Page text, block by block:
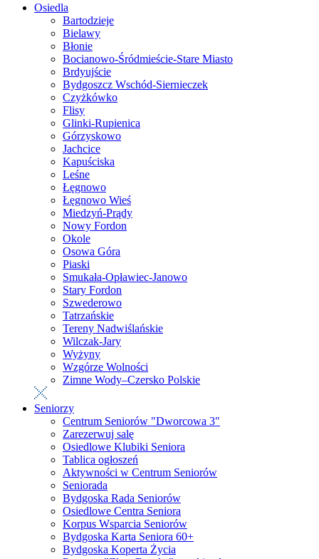
Osiedla
Bartodzieje
Bielawy
Błonie
Bocianowo-Śródmieście-Stare Miasto
Brdyujście
Bydgoszcz Wschód-Siernieczek
Czyżkówko
Flisy
Glinki-Rupienica
Górzyskowo
Jachcice
Kapuściska
Leśne
Łęgnowo
Łęgnowo Wieś
Miedzyń-Prądy
Nowy Fordon
Okole
Osowa Góra
Piaski
Smukała-Opławiec-Janowo
Stary Fordon
Szwederowo
Tatrzańskie
Tereny Nadwiślańskie
Wilczak-Jary
Wyżyny
Wzgórze Wolności
Zimne Wody–Czersko Polskie
Seniorzy
Centrum Seniorów "Dworcowa 3"
Zarezerwuj salę
Osiedlowe Klubiki Seniora
Tablica ogłoszeń
Aktywności w Centrum Seniorów
Seniorada
Bydgoska Rada Seniorów
Osiedlowe Centra Seniora
Korpus Wsparcia Seniorów
Bydgoska Karta Seniora 60+
Bydgoska Koperta Życia